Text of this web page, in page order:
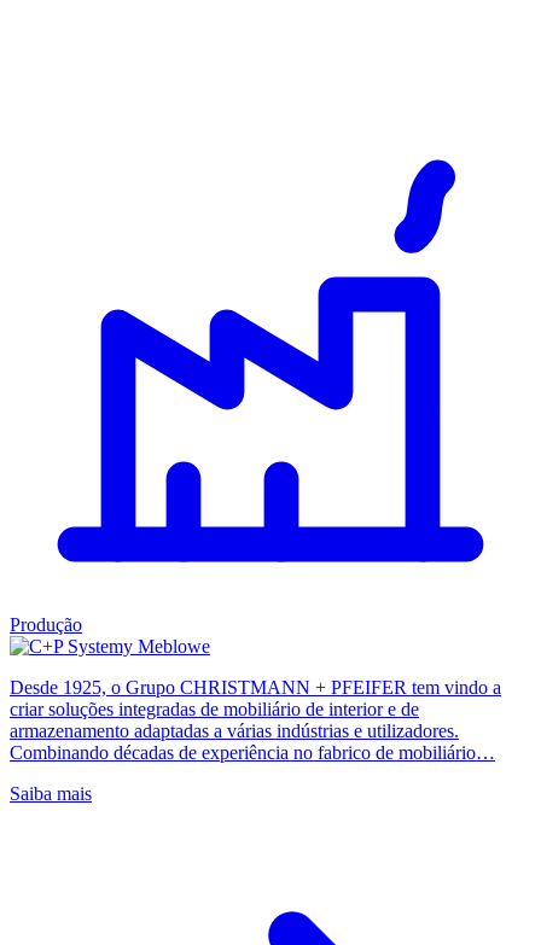
Produção
Desde 1925, o Grupo CHRISTMANN + PFEIFER tem vindo a
criar soluções integradas de mobiliário de interior e de
armazenamento adaptadas a várias indústrias e utilizadores.
Combinando décadas de experiência no fabrico de mobiliário…
Saiba mais